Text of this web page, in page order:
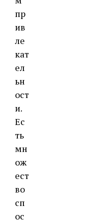
пр
ив
ле
кат
ел
ьн
ост
и.
Ес
ть
мн
ож
ест
во
сп
ос